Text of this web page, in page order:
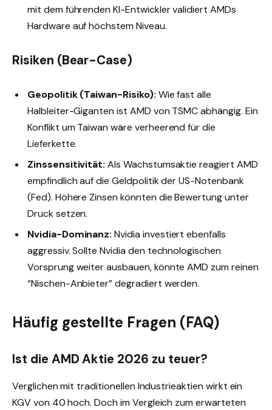
mit dem führenden KI-Entwickler validiert AMDs
Hardware auf höchstem Niveau.
Risiken (Bear-Case)
Geopolitik (Taiwan-Risiko): Wie fast alle
Halbleiter-Giganten ist AMD von TSMC abhängig. Ein
Konflikt um Taiwan wäre verheerend für die
Lieferkette.
Zinssensitivität: Als Wachstumsaktie reagiert AMD
empfindlich auf die Geldpolitik der US-Notenbank
(Fed). Höhere Zinsen könnten die Bewertung unter
Druck setzen.
Nvidia-Dominanz: Nvidia investiert ebenfalls
aggressiv. Sollte Nvidia den technologischen
Vorsprung weiter ausbauen, könnte AMD zum reinen
“Nischen-Anbieter” degradiert werden.
Häufig gestellte Fragen (FAQ)
Ist die AMD Aktie 2026 zu teuer?
Verglichen mit traditionellen Industrieaktien wirkt ein
KGV von 40 hoch. Doch im Vergleich zum erwarteten